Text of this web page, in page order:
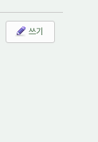
쓰기